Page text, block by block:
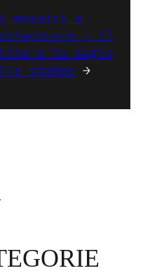
mosaici a
– Il
e la magia
stampa →